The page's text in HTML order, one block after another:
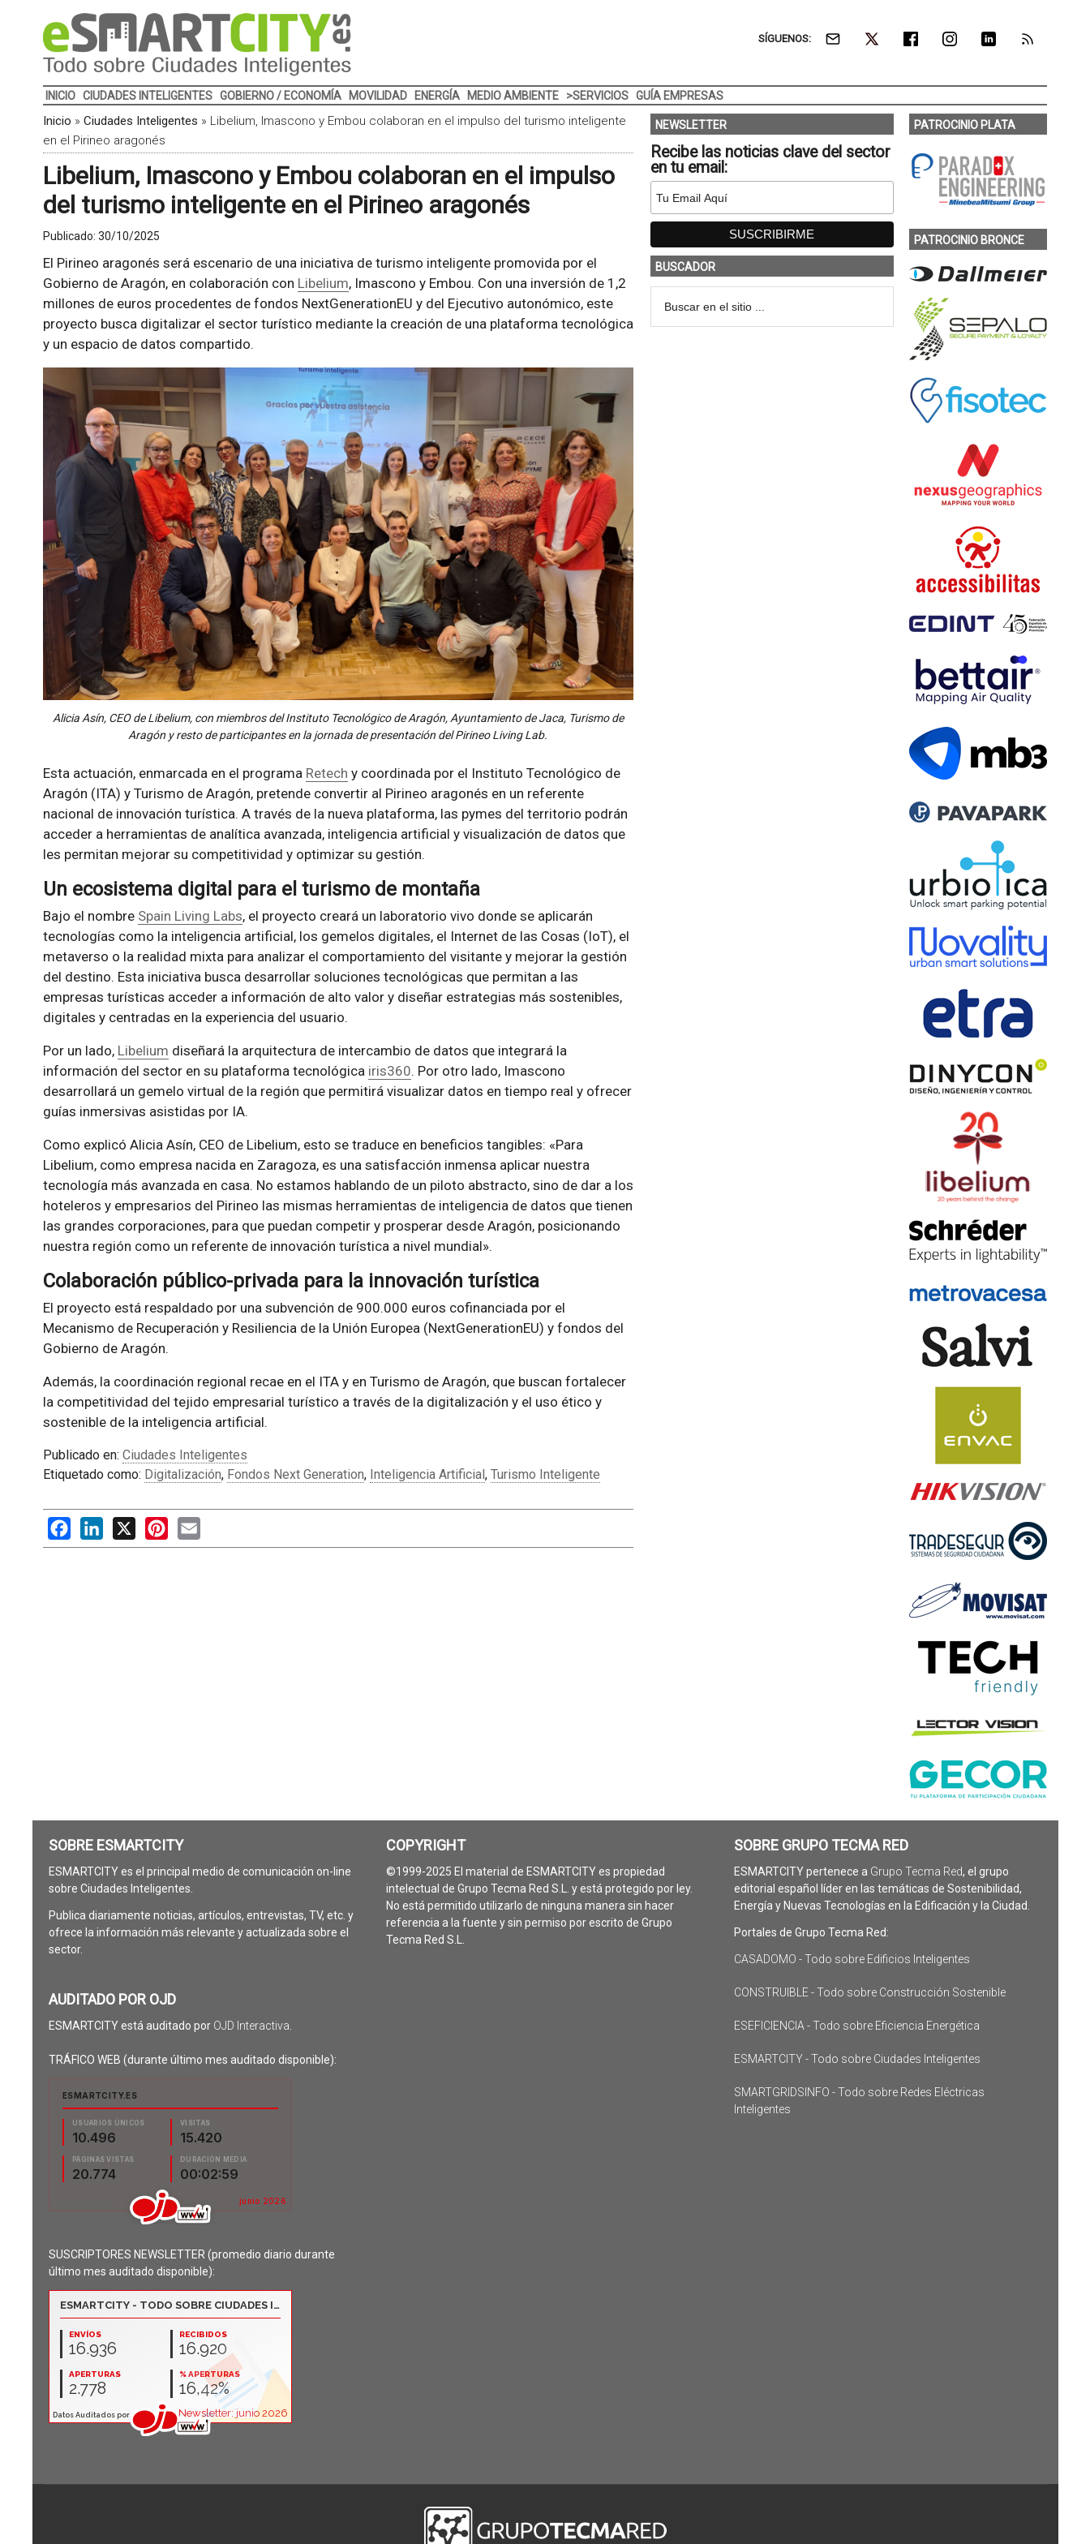
SÍGUENOS:
INICIO CIUDADES INTELIGENTES GOBIERNO / ECONOMÍA MOVILIDAD ENERGÍA MEDIO AMBIENTE >SERVICIOS GUÍA EMPRESAS
Inicio » Ciudades Inteligentes » Libelium, Imascono y Embou colaboran en el impulso del turismo inteligente
en el Pirineo aragonés
Libelium, Imascono y Embou colaboran en el impulso
del turismo inteligente en el Pirineo aragonés
Publicado: 30/10/2025
El Pirineo aragonés será escenario de una iniciativa de turismo inteligente promovida por el
Gobierno de Aragón, en colaboración con Libelium, Imascono y Embou. Con una inversión de 1,2
millones de euros procedentes de fondos NextGenerationEU y del Ejecutivo autonómico, este
proyecto busca digitalizar el sector turístico mediante la creación de una plataforma tecnológica
y un espacio de datos compartido.
Alicia Asín, CEO de Libelium, con miembros del Instituto Tecnológico de Aragón, Ayuntamiento de Jaca, Turismo de
Aragón y resto de participantes en la jornada de presentación del Pirineo Living Lab.
Esta actuación, enmarcada en el programa Retech y coordinada por el Instituto Tecnológico de
Aragón (ITA) y Turismo de Aragón, pretende convertir al Pirineo aragonés en un referente
nacional de innovación turística. A través de la nueva plataforma, las pymes del territorio podrán
acceder a herramientas de analítica avanzada, inteligencia artificial y visualización de datos que
les permitan mejorar su competitividad y optimizar su gestión.
Un ecosistema digital para el turismo de montaña
Bajo el nombre Spain Living Labs, el proyecto creará un laboratorio vivo donde se aplicarán
tecnologías como la inteligencia artificial, los gemelos digitales, el Internet de las Cosas (IoT), el
metaverso o la realidad mixta para analizar el comportamiento del visitante y mejorar la gestión
del destino. Esta iniciativa busca desarrollar soluciones tecnológicas que permitan a las
empresas turísticas acceder a información de alto valor y diseñar estrategias más sostenibles,
digitales y centradas en la experiencia del usuario.
Por un lado, Libelium diseñará la arquitectura de intercambio de datos que integrará la
información del sector en su plataforma tecnológica iris360. Por otro lado, Imascono
desarrollará un gemelo virtual de la región que permitirá visualizar datos en tiempo real y ofrecer
guías inmersivas asistidas por IA.
Como explicó Alicia Asín, CEO de Libelium, esto se traduce en beneficios tangibles: «Para
Libelium, como empresa nacida en Zaragoza, es una satisfacción inmensa aplicar nuestra
tecnología más avanzada en casa. No estamos hablando de un piloto abstracto, sino de dar a los
hoteleros y empresarios del Pirineo las mismas herramientas de inteligencia de datos que tienen
las grandes corporaciones, para que puedan competir y prosperar desde Aragón, posicionando
nuestra región como un referente de innovación turística a nivel mundial».
Colaboración público-privada para la innovación turística
El proyecto está respaldado por una subvención de 900.000 euros cofinanciada por el
Mecanismo de Recuperación y Resiliencia de la Unión Europea (NextGenerationEU) y fondos del
Gobierno de Aragón.
Además, la coordinación regional recae en el ITA y en Turismo de Aragón, que buscan fortalecer
la competitividad del tejido empresarial turístico a través de la digitalización y el uso ético y
sostenible de la inteligencia artificial.
Publicado en: Ciudades Inteligentes
Etiquetado como: Digitalización, Fondos Next Generation, Inteligencia Artificial, Turismo Inteligente
FacebookLinkedIn
X PinterestEmail
NEWSLETTER
Recibe las noticias clave del sector
en tu email:
BUSCADOR
PATROCINIO PLATA
PATROCINIO BRONCE
SOBRE ESMARTCITY
ESMARTCITY es el principal medio de comunicación on-line
sobre Ciudades Inteligentes.
Publica diariamente noticias, artículos, entrevistas, TV, etc. y
ofrece la información más relevante y actualizada sobre el
sector.
AUDITADO POR OJD
ESMARTCITY está auditado por OJD Interactiva
TRÁFICO WEB (durante último mes auditado disponible):
SUSCRIPTORES NEWSLETTER (promedio diario durante
último mes auditado disponible):
COPYRIGHT
©1999-2025 El material de ESMARTCITY es propiedad
intelectual de Grupo Tecma Red S.L. y está protegido por ley.
No está permitido utilizarlo de ninguna manera sin hacer
referencia a la fuente y sin permiso por escrito de Grupo
Tecma Red S.L.
SOBRE GRUPO TECMA RED
ESMARTCITY pertenece a Grupo Tecma Red, el grupo
editorial español líder en las temáticas de Sostenibilidad,
Energía y Nuevas Tecnologías en la Edificación y la Ciudad.
Portales de Grupo Tecma Red:
CASADOMO - Todo sobre Edificios Inteligentes
CONSTRUIBLE - Todo sobre Construcción Sostenible
ESEFICIENCIA - Todo sobre Eficiencia Energética
ESMARTCITY - Todo sobre Ciudades Inteligentes
SMARTGRIDSINFO - Todo sobre Redes Eléctricas
Inteligentes